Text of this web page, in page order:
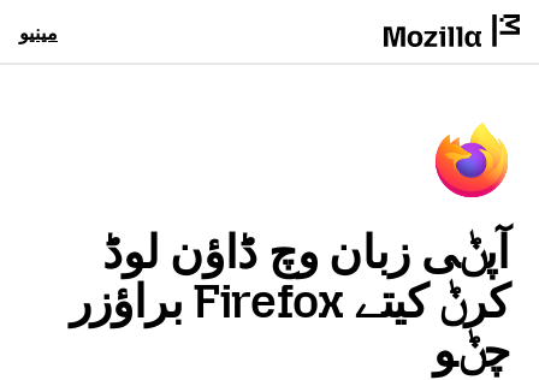
مینیو
آپݨی زبان وچ ڈاؤن لوڈ
کرݨ کیتے Firefox براؤزر
چݨو